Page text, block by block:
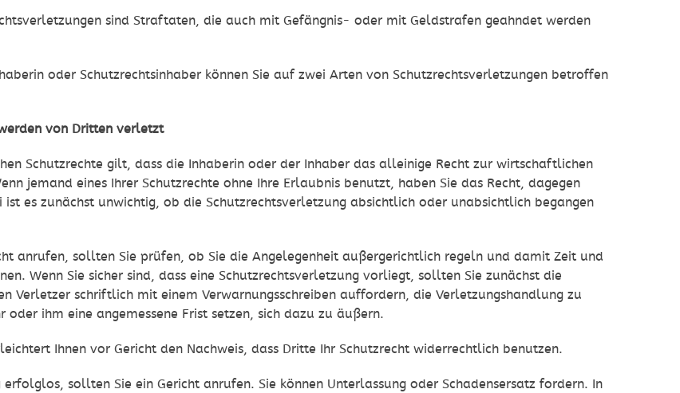
sind Straftaten, die auch mit Gefängnis- oder mit Geldstrafen geahndet werden
oder Schutzrechtsinhaber können Sie auf zwei Arten von Schutzrechtsverletzungen betroffen
von Dritten verletzt
Schutzrechte gilt, dass die Inhaberin oder der Inhaber das alleinige Recht zur wirtschaftlichen
jemand eines Ihrer Schutzrechte ohne Ihre Erlaubnis benutzt, haben Sie das Recht, dagegen
ist es zunächst unwichtig, ob die Schutzrechtsverletzung absichtlich oder unabsichtlich begangen
anrufen, sollten Sie prüfen, ob Sie die Angelegenheit außergerichtlich regeln und damit Zeit und
Wenn Sie sicher sind, dass eine Schutzrechtsverletzung vorliegt, sollten Sie zunächst die
Verletzer schriftlich mit einem Verwarnungsschreiben auffordern, die Verletzungshandlung zu
oder ihm eine angemessene Frist setzen, sich dazu zu äußern.
Ihnen vor Gericht den Nachweis, dass Dritte Ihr Schutzrecht widerrechtlich benutzen.
erfolglos, sollten Sie ein Gericht anrufen. Sie können Unterlassung oder Schadensersatz fordern. In